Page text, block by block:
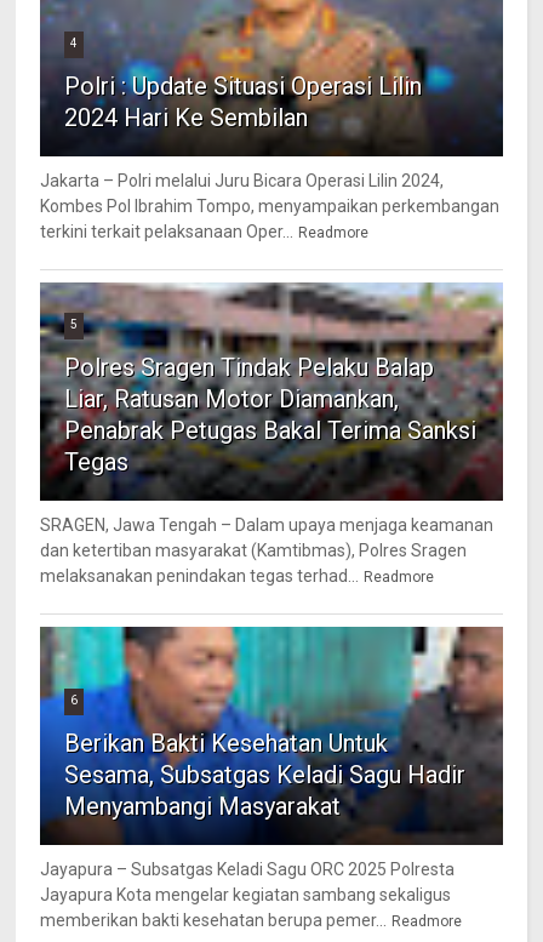
4
Polri : Update Situasi Operasi Lilin
2024 Hari Ke Sembilan
Jakarta – Polri melalui Juru Bicara Operasi Lilin 2024,
Kombes Pol Ibrahim Tompo, menyampaikan perkembangan
terkini terkait pelaksanaan Oper...
Readmore
5
Polres Sragen Tindak Pelaku Balap
Liar, Ratusan Motor Diamankan,
Penabrak Petugas Bakal Terima Sanksi
Tegas
SRAGEN, Jawa Tengah – Dalam upaya menjaga keamanan
dan ketertiban masyarakat (Kamtibmas), Polres Sragen
melaksanakan penindakan tegas terhad...
Readmore
6
Berikan Bakti Kesehatan Untuk
Sesama, Subsatgas Keladi Sagu Hadir
Menyambangi Masyarakat
Jayapura – Subsatgas Keladi Sagu ORC 2025 Polresta
Jayapura Kota mengelar kegiatan sambang sekaligus
memberikan bakti kesehatan berupa pemer...
Readmore